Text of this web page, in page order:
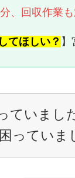
、回収作業も
てほしい？
ていまし
っていま